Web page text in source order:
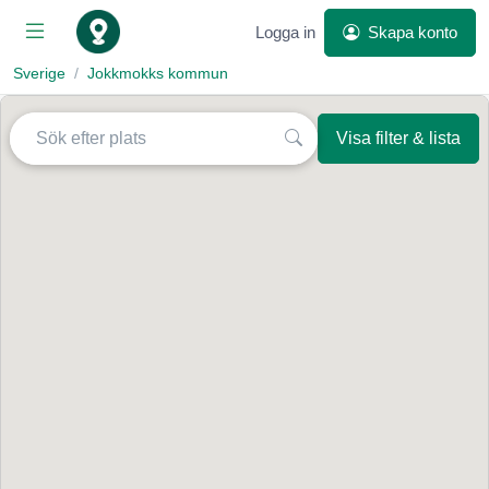
Logga in Skapa konto
Sverige Jokkmokks kommun
Visa filter & lista